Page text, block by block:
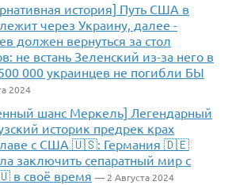
история] Путь США в
через Украину, далее -
должен вернуться за стол
не встань Зеленский из-за него в
000 украинцев не погибли БЫ
2024
шанс Меркель] Легендарный
историк предрек крах
с США 🇺🇸: Германия 🇩🇪
заключить сепаратный мир с
в своё время — 2 Августа 2024